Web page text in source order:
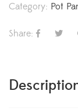
Category: Pot
Share: